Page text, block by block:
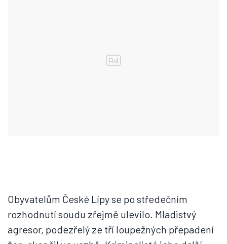
Obyvatelům České Lípy se po středečním
rozhodnutí soudu zřejmě ulevilo. Mladistvý
agresor, podezřelý ze tří loupežných přepadení